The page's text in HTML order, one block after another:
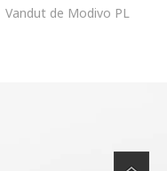
Vandut de Modivo PL